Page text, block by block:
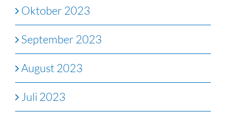
Oktober 2023
September 2023
August 2023
Juli 2023